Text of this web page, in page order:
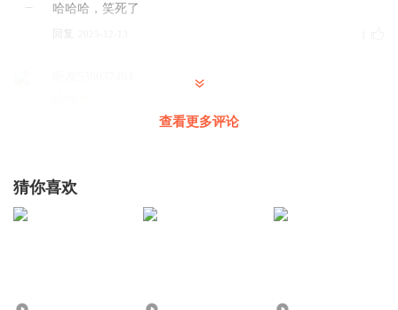
哈哈哈，笑死了
回复
给我整笑了
查看更多评论
猜你喜欢